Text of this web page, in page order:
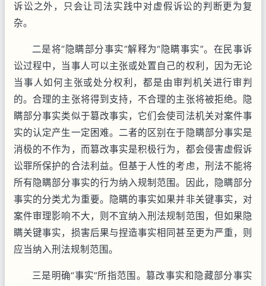
诉讼之外，只会让司法实践中对虚假诉讼的判断更为复
杂。
二是将“隐瞒部分事实”解释为“隐瞒事实”。在民事诉
讼过程中，当事人可以主张或处置自己的权利，因为无论
当事人如何主张或处分权利，都是由审判机关进行审判
的。合理的主张将得到支持，不合理的主张将被拒绝。隐
瞒部分事实类似于篡改事实，它们会使司法机关对案件事
实的认定产生一定困难。二者的区别在于隐瞒部分事实是
消极的不作为，而篡改事实是积极行为，都会侵害虚假诉
讼罪所保护的合法利益。但基于人性的考虑，刑法不能将
所有隐瞒部分事实的行为纳入规制范围。因此，隐瞒部分
事实的分类尤为重要。隐瞒的事实如果并非关键事实，对
案件审理影响不大，则不宜纳入刑法规制范围，但如果隐
瞒关键事实，损害后果与捏造事实相同甚至更为严重，则
应当纳入刑法规制范围。
三是明确“事实”所指范围。篡改事实和隐藏部分事实